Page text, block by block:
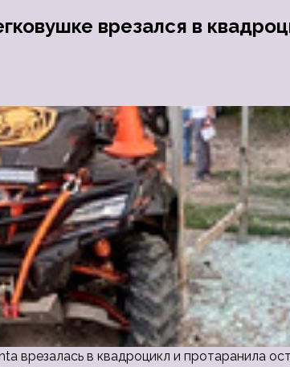
врезался в
врезалась в квадроцикл и протаранила